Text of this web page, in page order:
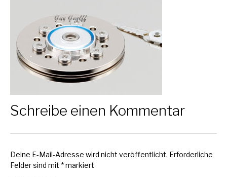
Schreibe einen Kommentar
Deine E-Mail-Adresse wird nicht veröffentlicht. Erforderliche
Felder sind mit *markiert